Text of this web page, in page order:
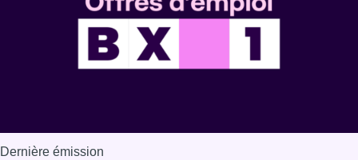
Dernière émission